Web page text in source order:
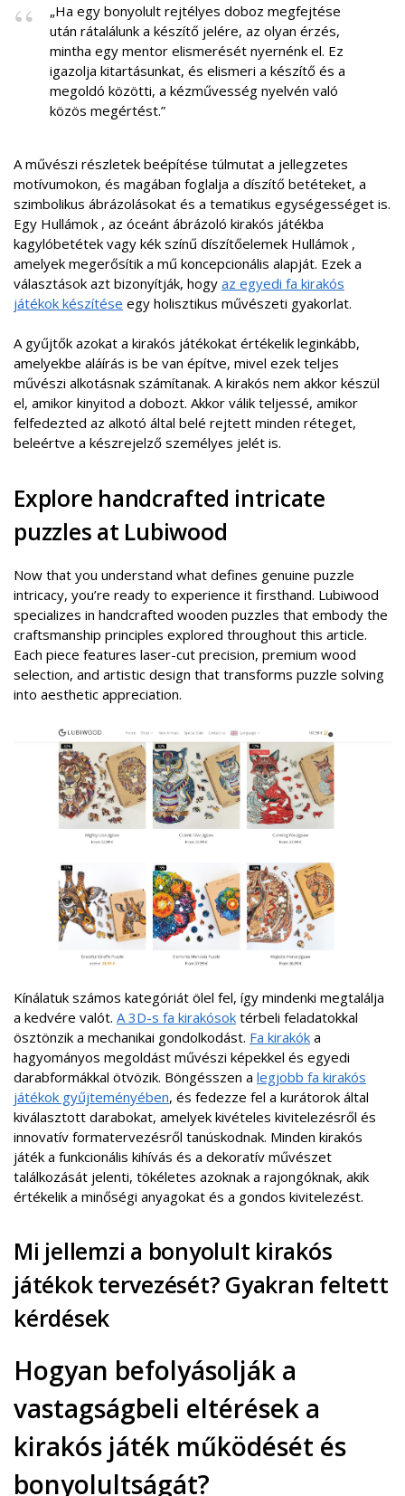
„Ha egy bonyolult rejtélyes doboz megfejtése
után rátalálunk a készítő jelére, az olyan érzés,
mintha egy mentor elismerését nyernénk el. Ez
igazolja kitartásunkat, és elismeri a készítő és a
megoldó közötti, a kézművesség nyelvén való
közös megértést.”
A művészi részletek beépítése túlmutat a jellegzetes
motívumokon, és magában foglalja a díszítő betéteket, a
szimbolikus ábrázolásokat és a tematikus egységességet is.
Egy Hullámok , az óceánt ábrázoló kirakós játékba
kagylóbetétek vagy kék színű díszítőelemek Hullámok ,
amelyek megerősítik a mű koncepcionális alapját. Ezek a
választások azt bizonyítják, hogy az egyedi fa kirakós
játékok készítése egy holisztikus művészeti gyakorlat.
A gyűjtők azokat a kirakós játékokat értékelik leginkább,
amelyekbe aláírás is be van építve, mivel ezek teljes
művészi alkotásnak számítanak. A kirakós nem akkor készül
el, amikor kinyitod a dobozt. Akkor válik teljessé, amikor
felfedezted az alkotó által belé rejtett minden réteget,
beleértve a készrejelző személyes jelét is.
Explore handcrafted intricate
puzzles at Lubiwood
Now that you understand what defines genuine puzzle
intricacy, you’re ready to experience it firsthand. Lubiwood
specializes in handcrafted wooden puzzles that embody the
craftsmanship principles explored throughout this article.
Each piece features laser-cut precision, premium wood
selection, and artistic design that transforms puzzle solving
into aesthetic appreciation.
Kínálatuk számos kategóriát ölel fel, így mindenki megtalálja
a kedvére valót. A 3D-s fa kirakósok térbeli feladatokkal
ösztönzik a mechanikai gondolkodást. Fa kirakók a
hagyományos megoldást művészi képekkel és egyedi
darabformákkal ötvözik. Böngésszen a legjobb fa kirakós
játékok gyűjteményében, és fedezze fel a kurátorok által
kiválasztott darabokat, amelyek kivételes kivitelezésről és
innovatív formatervezésről tanúskodnak. Minden kirakós
játék a funkcionális kihívás és a dekoratív művészet
találkozását jelenti, tökéletes azoknak a rajongóknak, akik
értékelik a minőségi anyagokat és a gondos kivitelezést.
Mi jellemzi a bonyolult kirakós
játékok tervezését? Gyakran feltett
kérdések
Hogyan befolyásolják a
vastagságbeli eltérések a
kirakós játék működését és
bonyolultságát?